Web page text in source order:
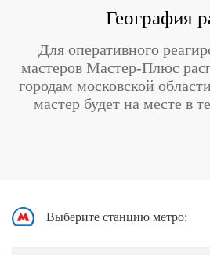
География
Для оперативного
мастеров Мастер-Плюс
городам московской
мастер будет на месте в
Выберите станцию метро: